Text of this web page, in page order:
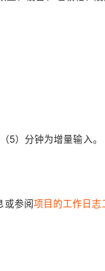
5）分钟为增量输入。
或参阅项目的工作日志